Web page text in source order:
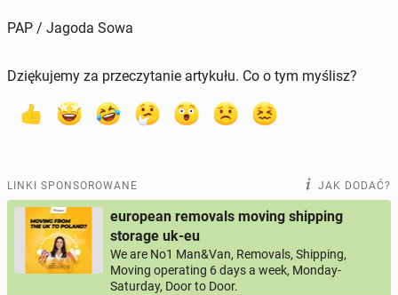
PAP / Jagoda Sowa
Dziękujemy za przeczytanie artykułu. Co o tym myślisz?
LINKI SPONSOROWANE JAK DODAĆ?
european removals moving shipping
storage uk-eu
We are No1 Man&Van, Removals, Shipping,
Moving operating 6 days a week, Monday-
Saturday, Door to Door.